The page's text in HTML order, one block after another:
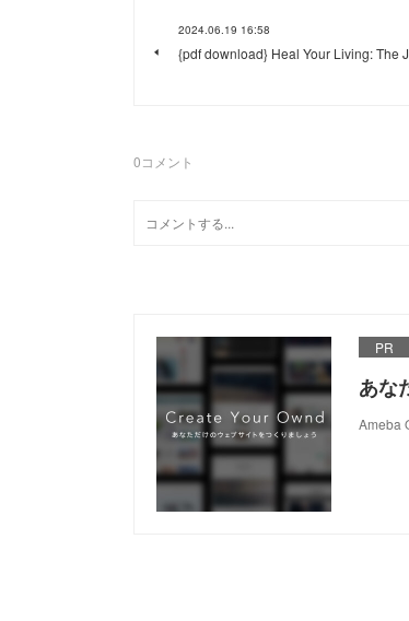
2024.06.19 16:58
{pdf download} Heal Your Living: The
0コメント
PR
あな
Ameba